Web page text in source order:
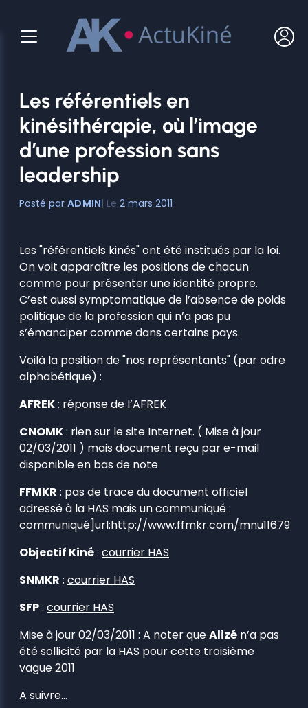
contenu
Les référentiels en
kinésithérapie, où l’image
d’une profession sans
leadership
ADMIN 2 mars 2011
Les "référentiels kinés" ont été institués par la loi.
On voit apparaître les positions de chacun
comme pour présenter une identité propre.
C’est aussi symptomatique de l’absence de poids
politique de la profession qui n’a pas pu
s’émanciper comme dans certains pays.
Voilà la position de "nos représentants" (par odre
alphabétique) :
AFREK: réponse de l’AFREK
CNOMK: rien sur le site Internet. ( Mise à jour
02/03/2011 ) mais document reçu par e-mail
disponible en bas de note
FFMKR : pas de trace du document officiel
adressé à la HAS mais un communiqué :
communiqué]url:http://www.ffmkr.com/mnu11679
Objectif Kiné: courrier HAS
SNMKR : courrier HAS
SFP: courrier HAS
Mise à jour 02/03/2011 : A noter queAlizé n’a pas
été sollicité par la HAS pour cette troisième
vague 2011
A suivre…